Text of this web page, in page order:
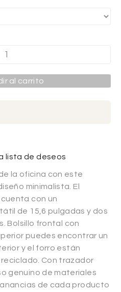
al carrito
lista de deseos
la oficina con este
minimalista. El
con un
de 15,6 pulgadas y dos
Bolsillo frontal con
puedes encontrar un
y el forro están
Con trazador
genuino de materiales
de cada producto